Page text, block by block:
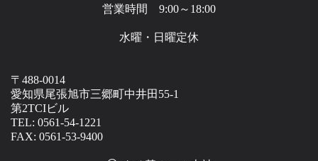
営業時間 9:00～18:00
水曜・日曜定休
〒488-0014
愛知県尾張旭市三郷町中井田55-1
第2TCIビル
TEL: 0561-54-1221
FAX: 0561-53-9400